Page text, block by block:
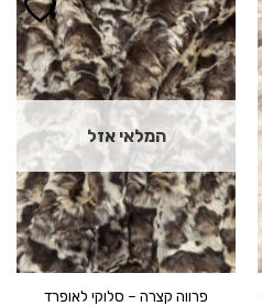
הוסף ל
WISHLIST
המלאי אזל
פרווה קצרה – סלוקי לאופרד